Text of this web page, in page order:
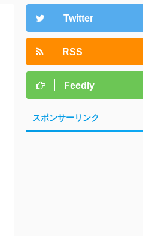
Twitter
RSS
Feedly
スポンサーリンク